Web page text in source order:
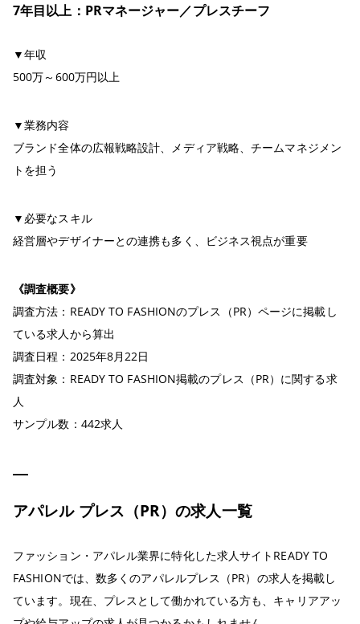
7年目以上：PRマネージャー／プレスチーフ
▼年収
500万～600万円以上
▼業務内容
ブランド全体の広報戦略設計、メディア戦略、チームマネジメン
トを担う
▼必要なスキル
経営層やデザイナーとの連携も多く、ビジネス視点が重要
《調査概要》
調査方法：READY TO FASHIONのプレス（PR）ページに掲載し
ている求人から算出
調査日程：2025年8月22日
調査対象：READY TO FASHION掲載のプレス（PR）に関する求
人
サンプル数：442求人
アパレル プレス（PR）の求人一覧
ファッション・アパレル業界に特化した求人サイトREADY TO
FASHIONでは、数多くのアパレルプレス（PR）の求人を掲載し
ています。現在、プレスとして働かれている方も、キャリアアッ